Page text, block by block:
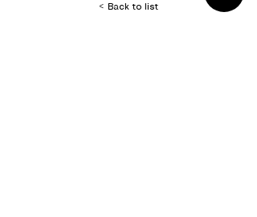
< Back to list